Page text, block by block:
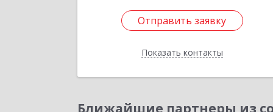
Отправить заявку
Показать контакты
Отправить заявку
Назад
Ближайшие партнеры из